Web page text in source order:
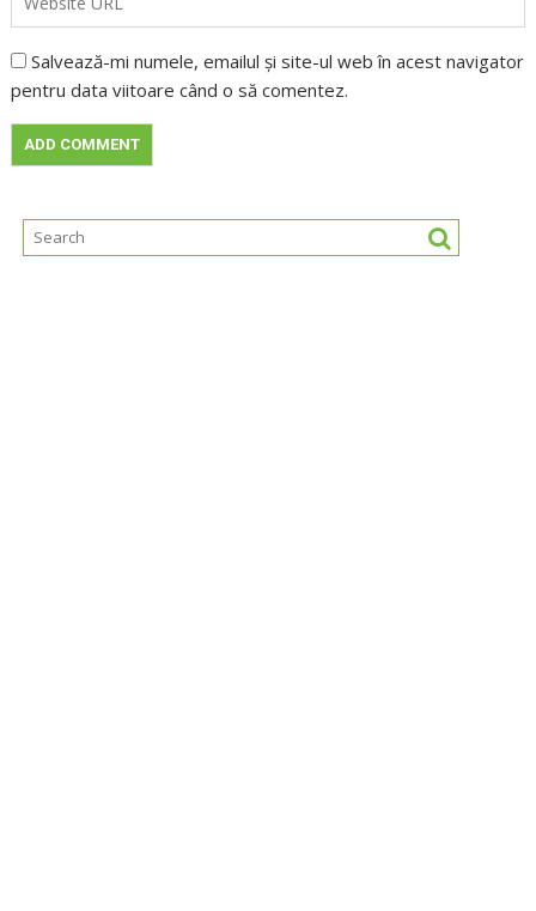
Salvează-mi numele, emailul și site-ul web în acest navigator
pentru data viitoare când o să comentez.